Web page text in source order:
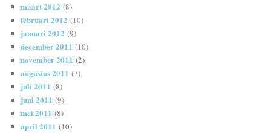
maart 2012 (8)
februari 2012 (10)
januari 2012 (9)
december 2011 (10)
november 2011 (2)
augustus 2011 (7)
juli 2011 (8)
juni 2011 (9)
mei 2011 (8)
april 2011 (10)